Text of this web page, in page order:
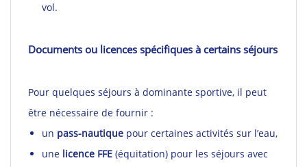
vol.
Documents ou licences spécifiques à certains séjours
Pour quelques séjours à dominante sportive, il peut
être nécessaire de fournir :
un pass-nautique pour certaines activités sur l’eau,
une licence FFE (équitation) pour les séjours avec